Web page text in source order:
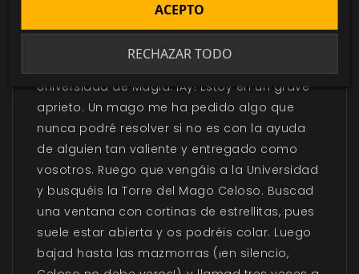
Tocateclas y soy un humilde duende
Universidad de Magia. ¡Ay! Estoy en un grave
aprieto. Un mago me ha pedido algo que
nunca podré resolver si no es con la ayuda
de alguien tan valiente y entregado como
vosotros. Ruego que vengáis a la Universidad
y busquéis la Torre del Mago Celoso. Buscad
una ventana con cortinas de estrellitas, pues
suele estar abierta y os podréis colar. Luego
bajad hasta las mazmorras (¡en silencio,
RECHAZAR TODO
ACEPTO